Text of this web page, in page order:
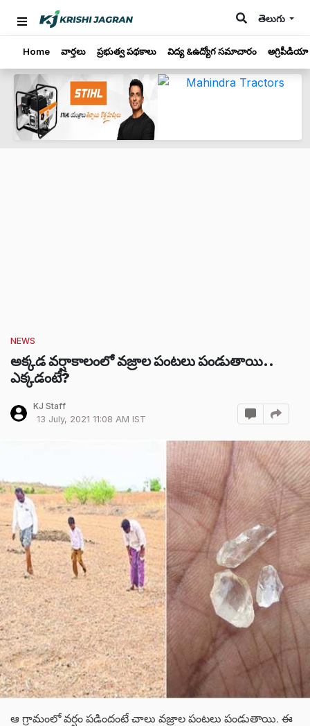
తెలుగు
Home వార్తలు ప్రభుత్వ పథకాలు విద్య &ఉద్యోగ సమాచారం అగ్రిపీడియా
NEWS
అక్కడ వర్షాకాలంలో వజ్రాల పంటలు పండుతాయి..
ఎక్కడంటే?
KJ Staff
13 July, 2021 11:08 AM IST
ఆ గ్రామంలో వర్షం పడిందంటే చాలు వజ్రాల పంటలు పండుతాయి. ఈ